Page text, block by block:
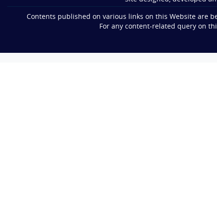
Contents published on various links on this Website are
For any content-related query on